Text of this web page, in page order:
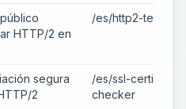
HTTP/2 en
/es/http2-tester
segura
2
/es/ssl-
checker